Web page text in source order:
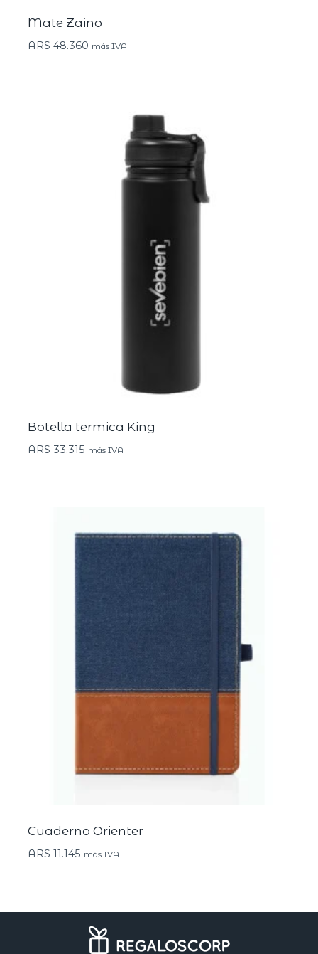
Mate Zaino
ARS 48.360 más IVA
Botella termica King
ARS 33.315 más IVA
Cuaderno Orienter
ARS 11.145 más IVA